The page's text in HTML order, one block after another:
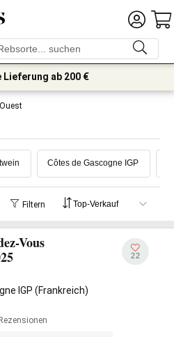
Lieferung ab 200 €
Côtes de Gascogne IGP
Filtern
Vous
IGP (Frankreich)
22